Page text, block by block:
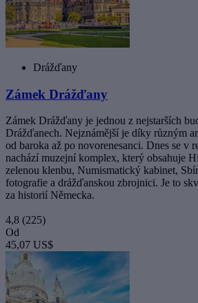
Drážďany
Zámek Drážďany
Zámek Drážďany je jednou z nejstarších
Drážďanech. Nejznámější je díky různým
od baroka až po novorenesanci. Dnes se v
nachází muzejní komplex, který obsahuje
zelenou klenbu, Numismatický kabinet,
fotografie a drážďanskou zbrojnici. Je to
za historií Německa.
4,8 (225)
Od
45,07 US$